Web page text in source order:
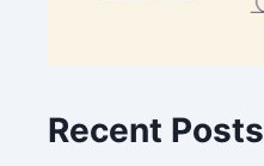
Recent Posts